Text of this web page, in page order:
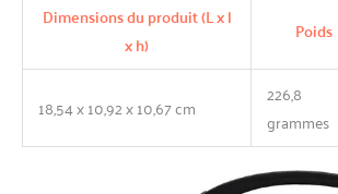
Dimensions du produit (L x l
x h)
Poids
18,54 x 10,92 x 10,67 cm
226,8
grammes